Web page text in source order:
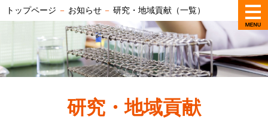
トップページ － お知らせ － 研究・地域貢献（一覧）
研究・地域貢献